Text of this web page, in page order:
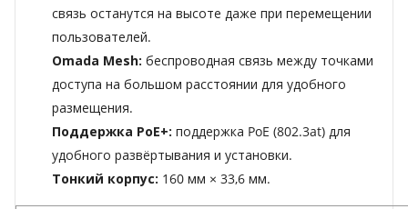
связь останутся на высоте даже при перемещении
пользователей.
Omada Mesh: беспроводная связь между точками
доступа на большом расстоянии для удобного
размещения.
Поддержка PoE+: поддержка PoE (802.3at) для
удобного развёртывания и установки.
Тонкий корпус: 160 мм × 33,6 мм.